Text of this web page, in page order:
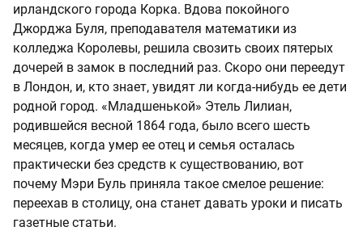
ирландского города Корка. Вдова покойного
Джорджа Буля, преподавателя математики из
колледжа Королевы, решила свозить своих пятерых
дочерей в замок в последний раз. Скоро они переедут
в Лондон, и, кто знает, увидят ли когда-нибудь ее дети
родной город. «Младшенькой» Этель Лилиан,
родившейся весной 1864 года, было всего шесть
месяцев, когда умер ее отец и семья осталась
практически без средств к существованию, вот
почему Мэри Буль приняла такое смелое решение:
переехав в столицу, она станет давать уроки и писать
газетные статьи.